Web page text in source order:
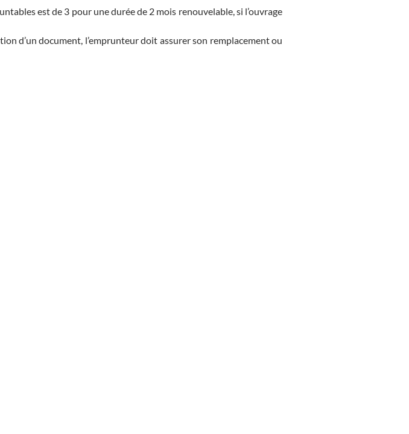
est de 3 pour une durée de 2 mois renouvelable, si l’ouvrage
d’un document, l’emprunteur doit assurer son remplacement ou